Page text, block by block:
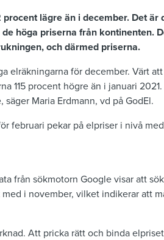
lägre än i december. Det är
höga priserna från kontinenten.
och därmed priserna.
elräkningarna för december. Värt att
115 procent högre än i januari 2021.
Maria Erdmann, vd på GodEl.
februari pekar på elpriser i nivå med
från sökmotorn Google visar att
i november, vilket indikerar att
Att pricka rätt och binda